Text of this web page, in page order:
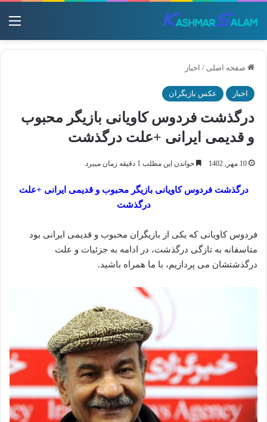
صفحه اصلی / اخبار
اخبار عکس بازیگران
درگذشت فردوس کاویانی بازیگر محبوب
و قدیمی ایرانی +علت درگذشت
10 مهر, 1402 خواندن این مطلب 1 دقیقه زمان میبرد
درگذشت فردوس کاویانی بازیگر محبوب و قدیمی ایرانی +علت
درگذشت
‌فردوس کاویانی که یکی از بازیگران محبوب و قدیمی ایرانی بود
متاسفانه به تازگی ‌درگذشت، در ادامه به جزئیات و علت
درگذشتشان می پردازیم، با ما همراه باشید.